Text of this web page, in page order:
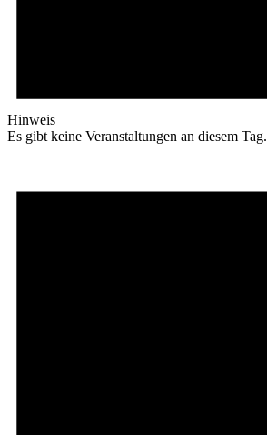
Hinweis
Es gibt keine Veranstaltungen an diesem Tag.